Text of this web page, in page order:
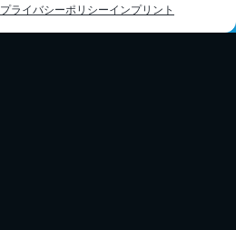
プライバシーポリシーインプリント
お問い合わせ